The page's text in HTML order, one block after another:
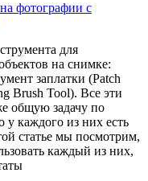
фотографии с
для
на снимке:
заплатки (Patch
Brush Tool). Все эти
общую задачу по
у каждого из них есть
статье мы посмотрим,
каждый из них,